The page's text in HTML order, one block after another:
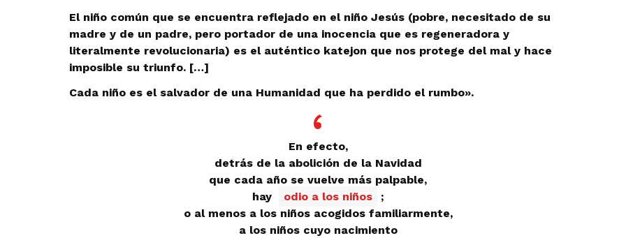
El niño común que se encuentra reflejado en el niño Jesús (pobre, necesitado de su
madre y de un padre, pero portador de una inocencia que es regeneradora y
literalmente revolucionaria) es el auténtico katejon que nos protege del mal y hace
imposible su triunfo. […]
Cada niño es el salvador de una Humanidad que ha perdido el rumbo».
En efecto,
detrás de la abolición de la Navidad
que cada año se vuelve más palpable,
hay
odio a los niños
;
o al menos a los niños acogidos familiarmente,
a los niños cuyo nacimiento